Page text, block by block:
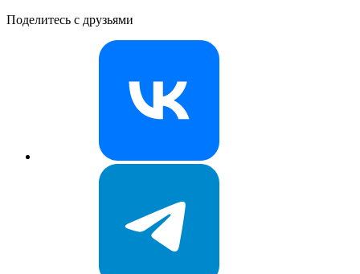
Поделитесь с друзьями